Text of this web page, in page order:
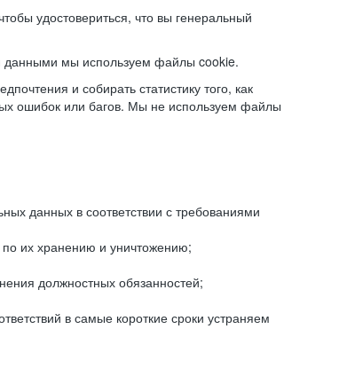
удостовериться, что вы генеральный
данными мы используем файлы cookie.
и собирать статистику того, как
ошибок или багов. Мы не используем файлы
данных в соответствии с требованиями
их хранению и уничтожению;
должностных обязанностей;
в самые короткие сроки устраняем